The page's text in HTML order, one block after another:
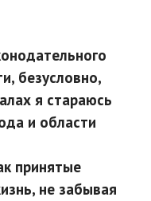
безусловно,
я стараюсь
и области
принятые
не забывая